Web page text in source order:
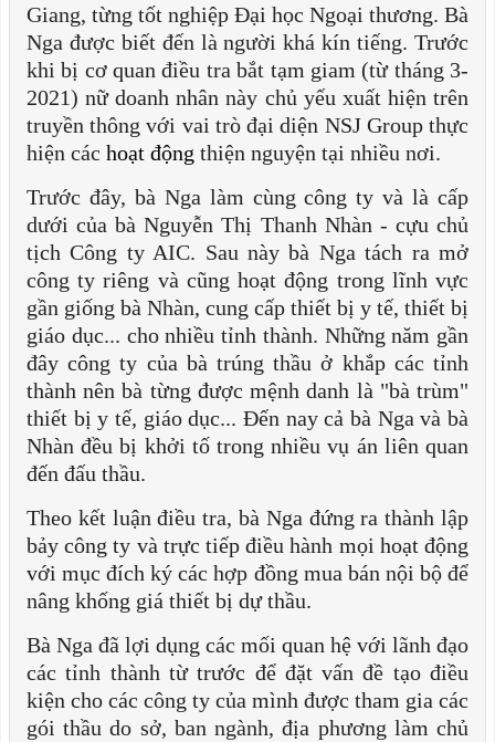
Giang, từng tốt nghiệp Đại học Ngoại thương. Bà
Nga được biết đến là người khá kín tiếng. Trước
khi bị cơ quan điều tra bắt tạm giam (từ tháng 3-
2021) nữ doanh nhân này chủ yếu xuất hiện trên
truyền thông với vai trò đại diện NSJ Group thực
hiện các hoạt động thiện nguyện tại nhiều nơi.
Trước đây, bà Nga làm cùng công ty và là cấp
dưới của bà Nguyễn Thị Thanh Nhàn - cựu chủ
tịch Công ty AIC. Sau này bà Nga tách ra mở
công ty riêng và cũng hoạt động trong lĩnh vực
gần giống bà Nhàn, cung cấp thiết bị y tế, thiết bị
giáo dục... cho nhiều tỉnh thành. Những năm gần
đây công ty của bà trúng thầu ở khắp các tỉnh
thành nên bà từng được mệnh danh là "bà trùm"
thiết bị y tế, giáo dục... Đến nay cả bà Nga và bà
Nhàn đều bị khởi tố trong nhiều vụ án liên quan
đến đấu thầu.
Theo kết luận điều tra, bà Nga đứng ra thành lập
bảy công ty và trực tiếp điều hành mọi hoạt động
với mục đích ký các hợp đồng mua bán nội bộ để
nâng khống giá thiết bị dự thầu.
Bà Nga đã lợi dụng các mối quan hệ với lãnh đạo
các tỉnh thành từ trước để đặt vấn đề tạo điều
kiện cho các công ty của mình được tham gia các
gói thầu do sở, ban ngành, địa phương làm chủ